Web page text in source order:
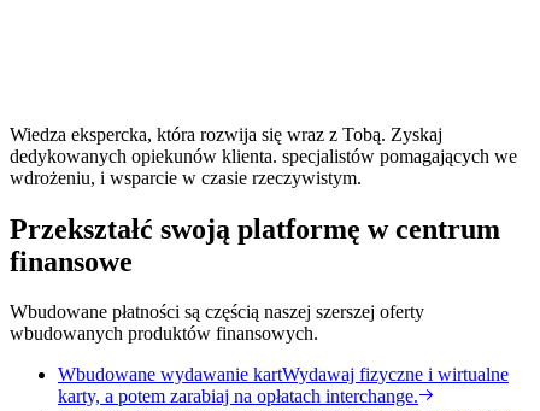
Wiedza ekspercka, która rozwija się wraz z Tobą. Zyskaj
dedykowanych opiekunów klienta. specjalistów pomagających we
wdrożeniu, i wsparcie w czasie rzeczywistym.
Przekształć swoją platformę w centrum
finansowe
Wbudowane płatności są częścią naszej szerszej oferty
wbudowanych produktów finansowych.
Wbudowane wydawanie kartWydawaj fizyczne i wirtualne
karty, a potem zarabiaj na opłatach interchange.